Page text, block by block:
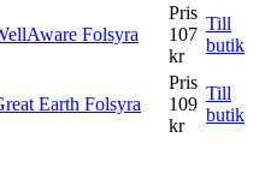
Folsyra
Pris
107
kr
Till
butik
Earth Folsyra
Pris
109
kr
Till
butik